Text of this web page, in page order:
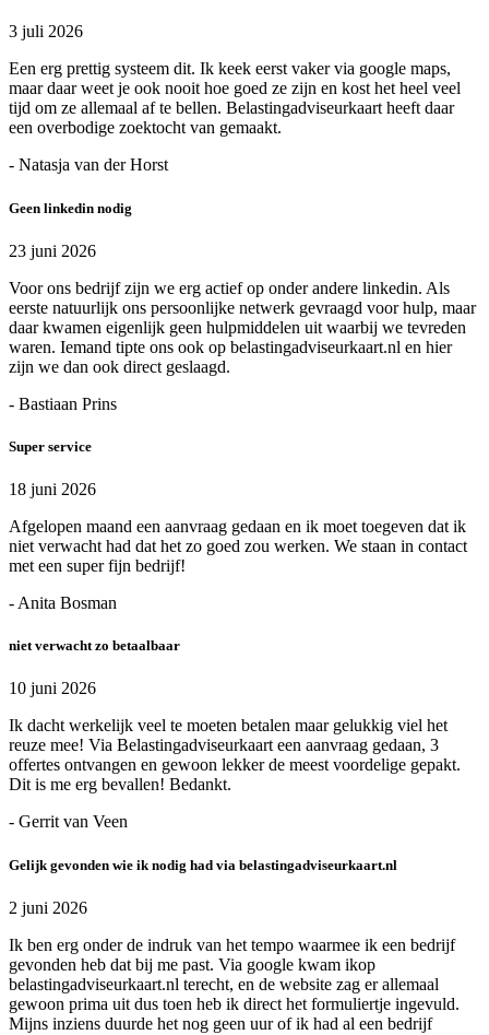
3 juli 2026
Een erg prettig systeem dit. Ik keek eerst vaker via google maps,
maar daar weet je ook nooit hoe goed ze zijn en kost het heel veel
tijd om ze allemaal af te bellen. Belastingadviseurkaart heeft daar
een overbodige zoektocht van gemaakt.
- Natasja van der Horst
Geen linkedin nodig
23 juni 2026
Voor ons bedrijf zijn we erg actief op onder andere linkedin. Als
eerste natuurlijk ons persoonlijke netwerk gevraagd voor hulp, maar
daar kwamen eigenlijk geen hulpmiddelen uit waarbij we tevreden
waren. Iemand tipte ons ook op belastingadviseurkaart.nl en hier
zijn we dan ook direct geslaagd.
- Bastiaan Prins
Super service
18 juni 2026
Afgelopen maand een aanvraag gedaan en ik moet toegeven dat ik
niet verwacht had dat het zo goed zou werken. We staan in contact
met een super fijn bedrijf!
- Anita Bosman
niet verwacht zo betaalbaar
10 juni 2026
Ik dacht werkelijk veel te moeten betalen maar gelukkig viel het
reuze mee! Via Belastingadviseurkaart een aanvraag gedaan, 3
offertes ontvangen en gewoon lekker de meest voordelige gepakt.
Dit is me erg bevallen! Bedankt.
- Gerrit van Veen
Gelijk gevonden wie ik nodig had via belastingadviseurkaart.nl
2 juni 2026
Ik ben erg onder de indruk van het tempo waarmee ik een bedrijf
gevonden heb dat bij me past. Via google kwam ikop
belastingadviseurkaart.nl terecht, en de website zag er allemaal
gewoon prima uit dus toen heb ik direct het formuliertje ingevuld.
Mijns inziens duurde het nog geen uur of ik had al een bedrijf